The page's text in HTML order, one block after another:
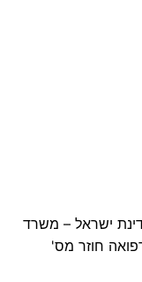
ישראל – משרד
חוזר מס'